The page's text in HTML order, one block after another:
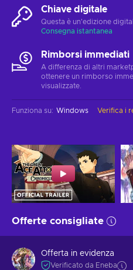
Chiave digitale
Questa è un'edizione
Consegna istantanea
Rimborsi immediati
A differenza di altri
ottenere un rimborso
visualizzate.
Funziona su: Windows Verifica i
Offerte consigliate
Offerta in evidenza
Verificato da Eneba